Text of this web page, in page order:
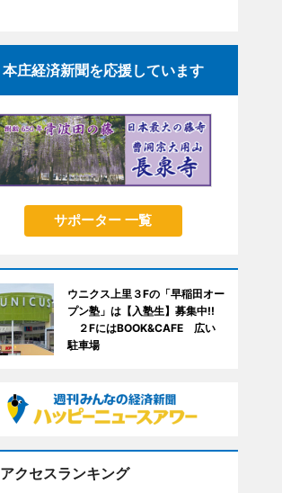
本庄経済新聞を応援しています
サポーター 一覧
ウニクス上里３Fの「早稲田オー
プン塾」は【入塾生】募集中!!
２FにはBOOK&CAFE 広い
駐車場
アクセスランキング